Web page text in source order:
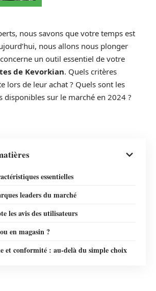
nous savons que votre temps est
nous allons nous plonger
un outil essentiel de votre
de Kevorkian. Quels critères
lors de leur achat ? Quels sont les
disponibles sur le marché en 2024 ?
essentielles
leaders du marché
les avis des utilisateurs
en magasin ?
et conformité : au‑delà du simple choix